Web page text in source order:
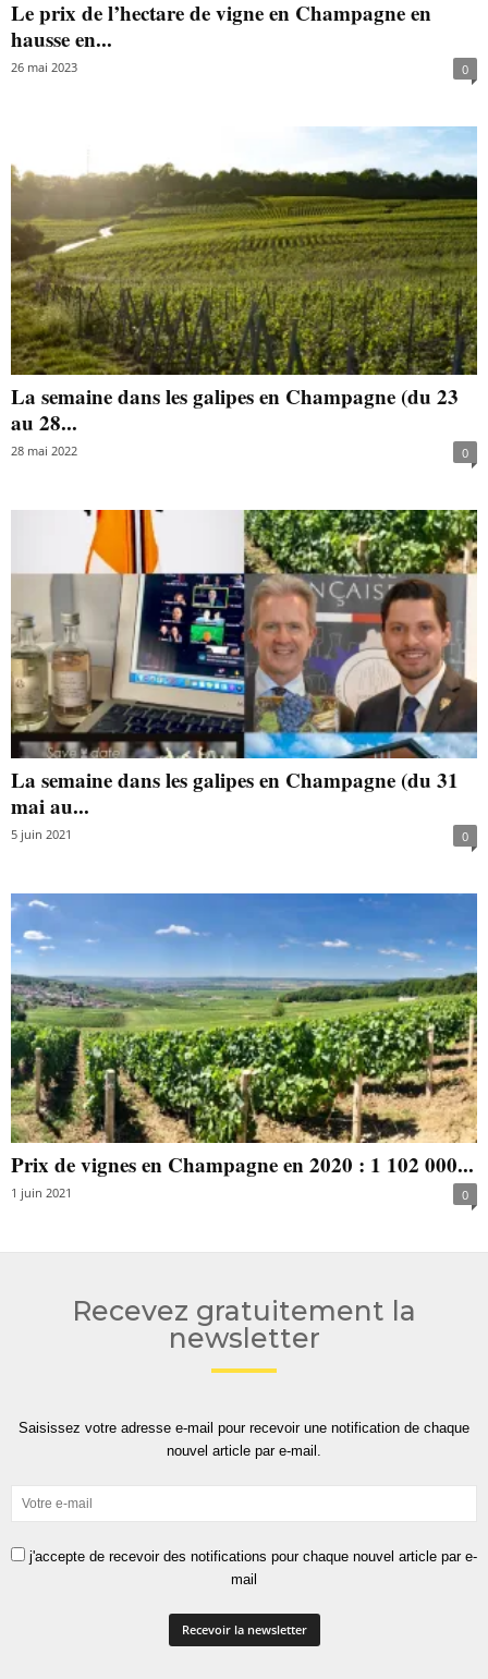
Le prix de l’hectare de vigne en Champagne en
hausse en...
26 mai 2023 0
La semaine dans les galipes en Champagne (du 23
au 28...
28 mai 2022 0
La semaine dans les galipes en Champagne (du 31
mai au...
5 juin 2021 0
Prix de vignes en Champagne en 2020 : 1 102 000...
1 juin 2021 0
Recevez gratuitement la
newsletter
Saisissez votre adresse e-mail pour recevoir une notification de chaque
nouvel article par e-mail.
j'accepte de recevoir des notifications pour chaque nouvel article par e-
mail